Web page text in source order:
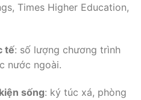
Times Higher Education,
tế: số lượng chương trình
nước ngoài.
sống: ký túc xá, phòng